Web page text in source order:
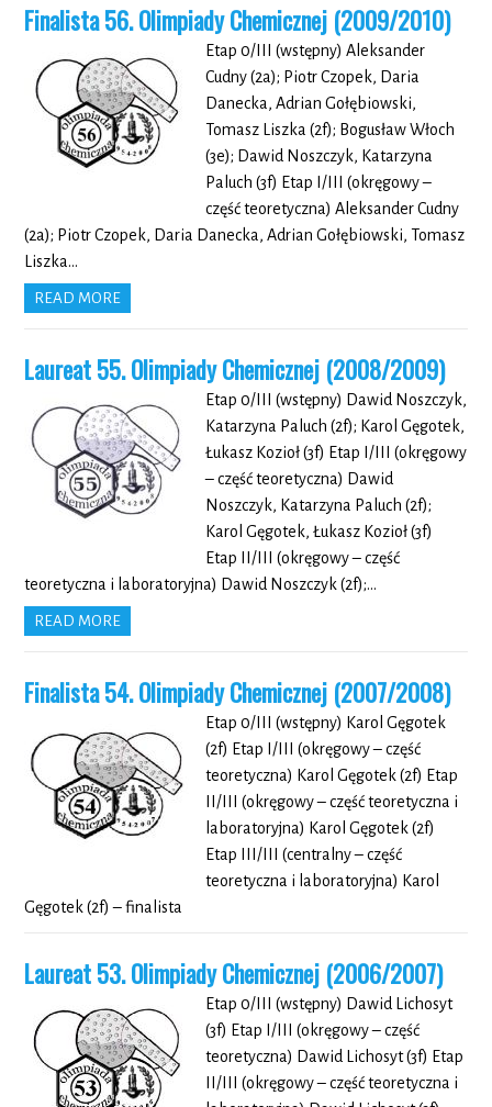
Finalista 56. Olimpiady Chemicznej (2009/2010)
Etap 0/III (wstępny) Aleksander
Cudny (2a); Piotr Czopek, Daria
Danecka, Adrian Gołębiowski,
Tomasz Liszka (2f); Bogusław Włoch
(3e); Dawid Noszczyk, Katarzyna
Paluch (3f) Etap I/III (okręgowy –
część teoretyczna) Aleksander Cudny
(2a); Piotr Czopek, Daria Danecka, Adrian Gołębiowski, Tomasz
Liszka…
READ MORE
Laureat 55. Olimpiady Chemicznej (2008/2009)
Etap 0/III (wstępny) Dawid Noszczyk,
Katarzyna Paluch (2f); Karol Gęgotek,
Łukasz Kozioł (3f) Etap I/III (okręgowy
– część teoretyczna) Dawid
Noszczyk, Katarzyna Paluch (2f);
Karol Gęgotek, Łukasz Kozioł (3f)
Etap II/III (okręgowy – część
teoretyczna i laboratoryjna) Dawid Noszczyk (2f);…
READ MORE
Finalista 54. Olimpiady Chemicznej (2007/2008)
Etap 0/III (wstępny) Karol Gęgotek
(2f) Etap I/III (okręgowy – część
teoretyczna) Karol Gęgotek (2f) Etap
II/III (okręgowy – część teoretyczna i
laboratoryjna) Karol Gęgotek (2f)
Etap III/III (centralny – część
teoretyczna i laboratoryjna) Karol
Gęgotek (2f) – finalista
Laureat 53. Olimpiady Chemicznej (2006/2007)
Etap 0/III (wstępny) Dawid Lichosyt
(3f) Etap I/III (okręgowy – część
teoretyczna) Dawid Lichosyt (3f) Etap
II/III (okręgowy – część teoretyczna i